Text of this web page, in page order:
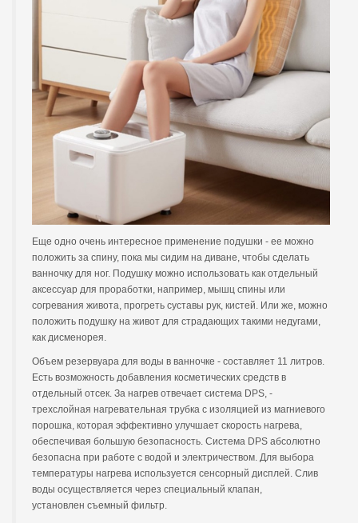
Еще одно очень интересное применение подушки - ее можно
положить за спину, пока мы сидим на диване, чтобы сделать
ванночку для ног. Подушку можно использовать как отдельный
аксессуар для проработки, например, мышц спины или
согревания живота, прогреть суставы рук, кистей. Или же, можно
положить подушку на живот для страдающих такими недугами,
как дисменорея.
Объем резервуара для воды в ванночке - составляет 11 литров.
Есть возможность добавления косметических средств в
отдельный отсек. За нагрев отвечает система DPS, -
трехслойная нагревательная трубка с изоляцией из магниевого
порошка, которая эффективно улучшает скорость нагрева,
обеспечивая большую безопасность. Система DPS абсолютно
безопасна при работе с водой и электричеством. Для выбора
температуры нагрева используется сенсорный дисплей. Слив
воды осуществляется через специальный клапан,
установлен съемный фильтр.